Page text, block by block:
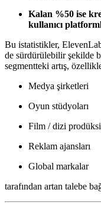
Kalan %50 ise
kullanıcı
Bu istatistikler,
de sürdürülebilir şekilde
segmentteki artış,
Medya şirketleri
Oyun stüdyoları
Film / dizi
Reklam ajansları
Global markalar
tarafından artan talebe